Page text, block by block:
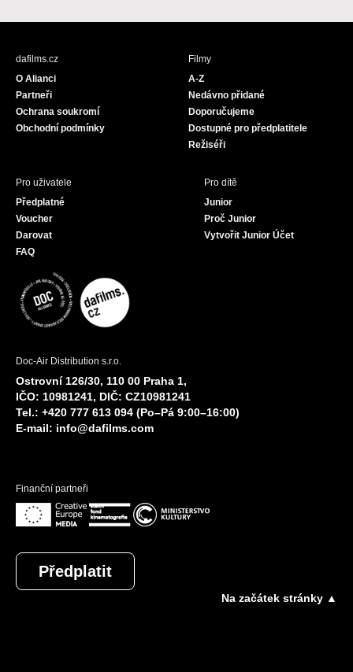
c
s
u
dafilms.cz
O Alianci
Partneři
Ochrana soukromí
Obchodní podmínky
Filmy
A-Z
Nedávno přidané
Doporučujeme
Dostupné pro předplatitele
Režiséři
Pro uživatele
Předplatné
Voucher
Darovat
FAQ
Pro dítě
Junior
Proč Junior
Vytvořit Junior Účet
Doc-Air Distribution s.r.o.
Ostrovní 126/30, 110 00 Praha 1,
IČO: 10981241, DIČ: CZ10981241
Tel.: +420 777 613 094 (Po–Pá 9:00–16:00)
E-mail: info@dafilms.com
Finanční partneři
Předplatit
Na začátek stránky ▲